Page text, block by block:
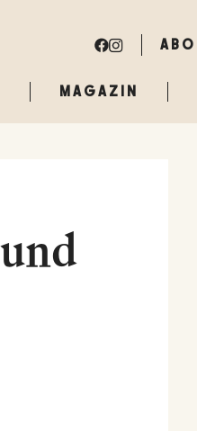
ABO
MAGAZIN